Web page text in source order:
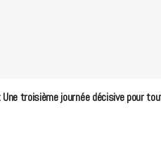
Une troisième journée décisive pour